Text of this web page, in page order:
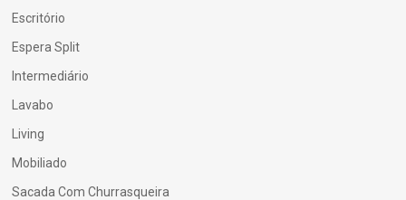
Escritório
Espera Split
Intermediário
Lavabo
Living
Mobiliado
Sacada Com Churrasqueira